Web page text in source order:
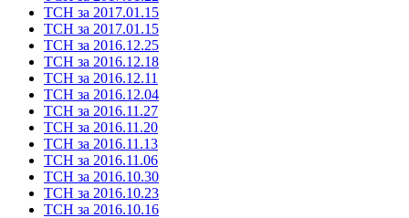
ТСН за 2017.01.15
ТСН за 2017.01.15
ТСН за 2016.12.25
ТСН за 2016.12.18
ТСН за 2016.12.11
ТСН за 2016.12.04
ТСН за 2016.11.27
ТСН за 2016.11.20
ТСН за 2016.11.13
ТСН за 2016.11.06
ТСН за 2016.10.30
ТСН за 2016.10.23
ТСН за 2016.10.16